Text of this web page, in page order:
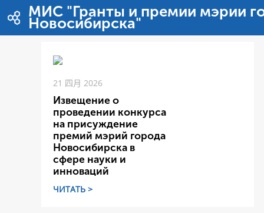
跳转到内容МИС "Гранты и премии мэрии
Новосибирска"
21 四月 2026
Извещение о
проведении конкурса
на присуждение
премий мэрий города
Новосибирска в
сфере науки и
инноваций
ЧИТАТЬ >